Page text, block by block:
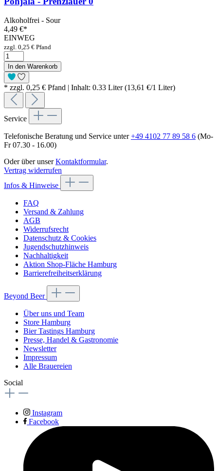
Alkoholfrei - Sour
4,49 €*
EINWEG
zzgl. 0,25 € Pfand
In den Warenkorb
* zzgl. 0,25 € Pfand | Inhalt: 0.33 Liter (13,61 €/1 Liter)
Service
Telefonische Beratung und Service unter+49 4102 77 89 58 6 (Mo-
Fr 07.30 - 16.00)
Oder über unserKontaktformular.
Vertrag widerrufen
Infos & Hinweise
FAQ
Versand & Zahlung
AGB
Widerrufsrecht
Datenschutz & Cookies
Jugendschutzhinweis
Nachhaltigkeit
Aktion Shop-Fläche Hamburg
Barrierefreiheitserklärung
Beyond Beer
Über uns und Team
Store Hamburg
Bier Tastings Hamburg
Presse, Handel & Gastronomie
Newsletter
Impressum
Alle Brauereien
Social
Instagram
Facebook